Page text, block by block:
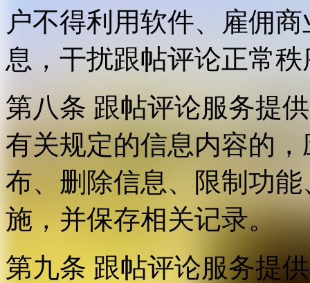
户不得利用软件、雇佣
息，干扰跟帖评论正常
第八条 跟帖评论服务提
有关规定的信息内容的
布、删除信息、限制功
施，并保存相关记录。
第九条 跟帖评论服务提